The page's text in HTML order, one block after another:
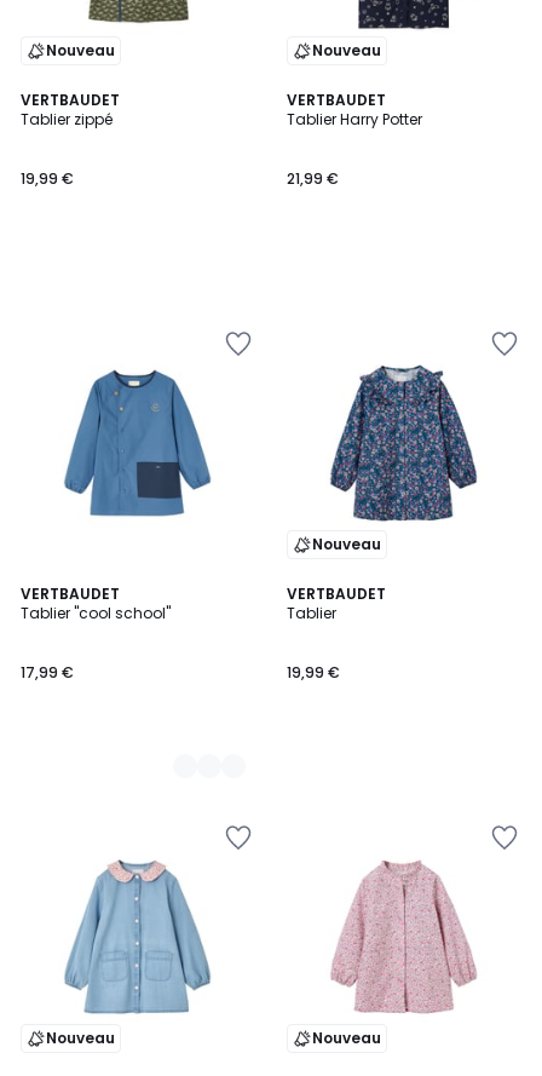
Nouveau
VERTBAUDET
Tablier zippé
19,99 €
Nouveau
VERTBAUDET
Tablier Harry Potter
21,99 €
VERTBAUDET
Tablier "cool school"
17,99 €
2
Couleurs
Nouveau
VERTBAUDET
Tablier
19,99 €
Nouveau Nouveau